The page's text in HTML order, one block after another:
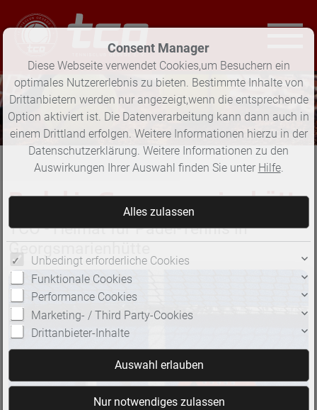
Padel in Georgsmarienhütte
TCO - Heimat für Padel-Tennis in
Georgsmarienhütte
Consent Manager
Diese Webseite verwendet Cookies,um Besuchern ein
optimales Nutzererlebnis zu bieten. Bestimmte Inhalte von
Drittanbietern werden nur angezeigt,wenn die entsprechende
Option aktiviert ist. Die Datenverarbeitung kann dann auch in
einem Drittland erfolgen. Weitere Informationen hierzu in der
Datenschutzerklärung. Weitere Informationen zu den
Auswirkungen Ihrer Auswahl finden Sie unter Hilfe.
Unbedingt erforderliche Cookies
Funktionale Cookies
Performance Cookies
Marketing- / Third Party-Cookies
Drittanbieter-Inhalte